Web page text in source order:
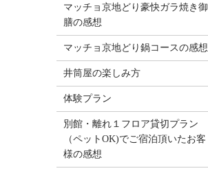
マッチョ京地どり豪快ガラ焼き御
膳の感想
マッチョ京地どり鍋コースの感想
井筒屋の楽しみ方
体験プラン
別館・離れ１フロア貸切プラン
（ペットOK)でご宿泊頂いたお客
様の感想